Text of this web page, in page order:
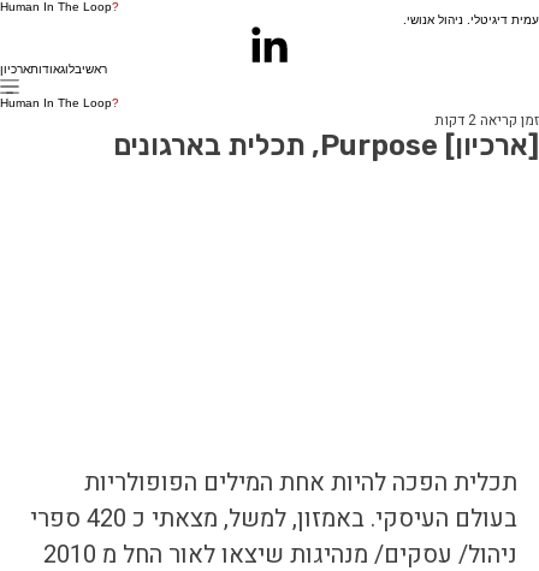
Human In The Loop?
עמית דיגיטלי. ניהול אנושי.
ארכיוןאודותבלוגראשי
Human In The Loop?
[ארכיון] Purpose, תכלית בארגונים
זמן קריאה 2 דקות
תכלית הפכה להיות אחת המילים הפופולריות
בעולם העיסקי. באמזון, למשל, מצאתי כ 420 ספרי